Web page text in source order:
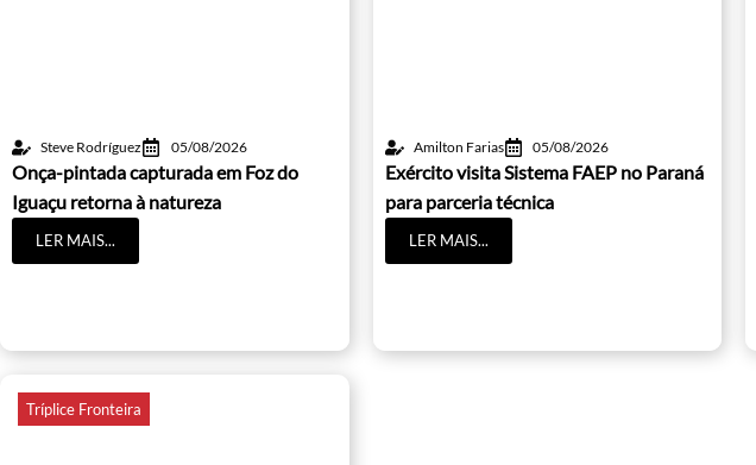
Steve Rodríguez 05/08/2026
Onça-pintada capturada em Foz do
Iguaçu retorna à natureza
LER MAIS...
Amilton Farias 05/08/2026
Exército visita Sistema FAEP no Paraná
para parceria técnica
LER MAIS...
Tríplice Fronteira